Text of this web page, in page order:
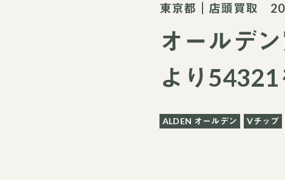
東京都 店頭買取
オールデ
より
ALDEN オールデン Vチップ